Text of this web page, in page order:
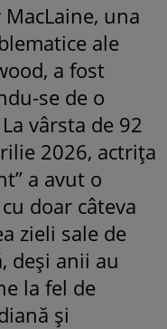
una
ale
a fost
se de o
vârsta de 92
2026, actrița
a avut o
doar câteva
zieli sale de
deși anii au
la fel de
și